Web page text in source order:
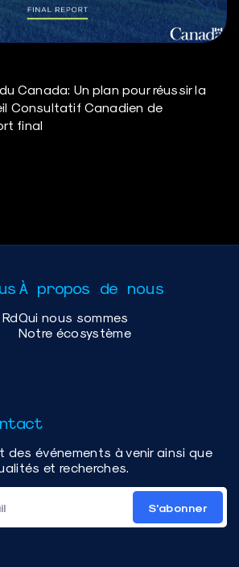
Canada: Un plan pour réussir la
Consultatif Canadien de
final
À propos de nous
Qui nous sommes
Notre écosystème
des événements à venir ainsi que
et recherches.
S'abonner